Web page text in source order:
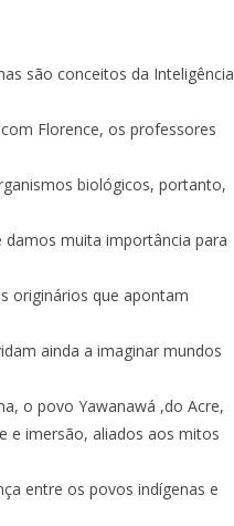
são conceitos da Inteligência
Florence, os professores
biológicos, portanto,
damos muita importância para
originários que apontam
ainda a imaginar mundos
o povo Yawanawá ,do Acre,
e imersão, aliados aos mitos
entre os povos indígenas e